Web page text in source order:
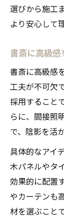
選びから施工
より安心して
書斎に高級
書斎に高級感
工夫が不可欠
採用すること
らに、間接照
で、陰影を活
具体的なアイ
木パネルやタ
効果的に配置
やカーテンも
材を選ぶこと